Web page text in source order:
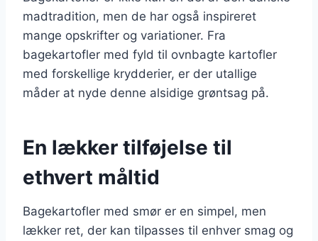
madtradition, men de har også inspireret
mange opskrifter og variationer. Fra
bagekartofler med fyld til ovnbagte kartofler
med forskellige krydderier, er der utallige
måder at nyde denne alsidige grøntsag på.
En lækker tilføjelse til
ethvert måltid
Bagekartofler med smør er en simpel, men
lækker ret, der kan tilpasses til enhver smag og